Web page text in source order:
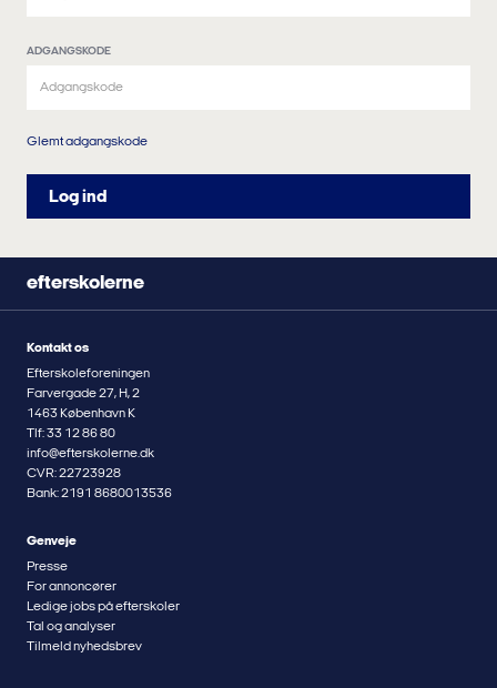
ADGANGSKODE
Glemt adgangskode
Log ind
efterskolerne
Kontakt os
Efterskoleforeningen
Farvergade 27, H, 2
1463 København K
Tlf: 33 12 86 80
info@efterskolerne.dk
CVR: 22723928
Bank: 2191 8680013536
Genveje
Presse
For annoncører
Ledige jobs på efterskoler
Tal og analyser
Tilmeld nyhedsbrev